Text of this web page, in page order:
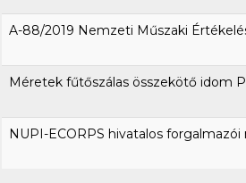
A-88/2019 Nemzeti Műszaki
Méretek fűtőszálas összekötő idom
NUPI-ECORPS hivatalos forgalmazói